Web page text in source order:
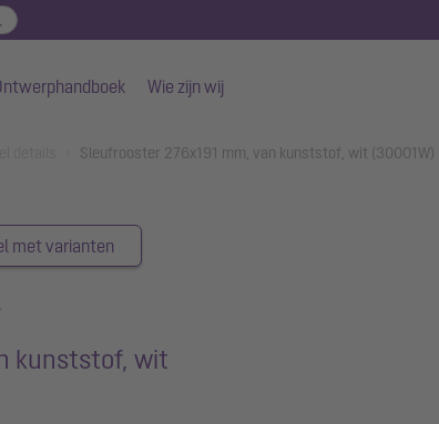
Wie zijn wij
Sleufrooster 276x191 mm, van kunststof, wit (30001W)
met varianten
kunststof, wit